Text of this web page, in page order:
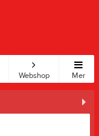
Webshop Mer